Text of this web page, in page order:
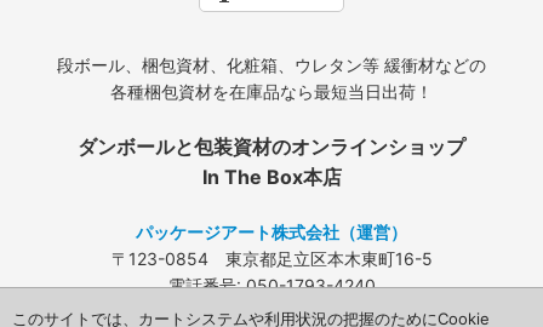
段ボール、梱包資材、化粧箱、ウレタン等 緩衝材などの
各種梱包資材を在庫品なら最短当日出荷！
ダンボールと包装資材のオンラインショップ
In The Box本店
パッケージアート株式会社（運営）
〒123-0854 東京都足立区本木東町16-5
電話番号: 050-1793-4240
FAX: 03-3840-4424
このサイトでは、カートシステムや利用状況の把握のためにCookie